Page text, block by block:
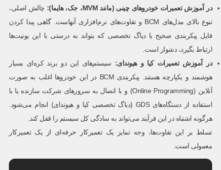
در آموزش تعمیرات خودروهای چینی (مانند ، جک، هایما): چالش اصلی،
تنوع بالای مدل‌های BCM و تفاوت‌های نرم‌افزاری آنهاست. گاهی پیدا کردن
فایل پیکربندی صحیح یا دیاگ تخصصی که بتواند به درستی با این یونیت‌ها
ارتباط بگیرد، دشوار است.
در آموزش تعمیرات کیا و هیوندای: سیستم‌های این دو برند کره‌ای بسیار
هوشمند و یکپارچه هستند. پیکربندی BCM در این خودروها اغلب به صورت
آنلاین (Online Programming) و با اتصال به سرورهای شرکت سازنده یا با
استفاده از دستگاه‌های GDS (دیاگ تخصصی کیا و هیوندای) انجام می‌شود.
هرگونه اشتباه در این فرآیند می‌تواند به سادگی کل سیستم را قفل کند.
تسلط بر این تفاوت‌ها، وجه تمایز یک تعمیرکار حرفه‌ای از یک تعمیرکار
معمولی است.